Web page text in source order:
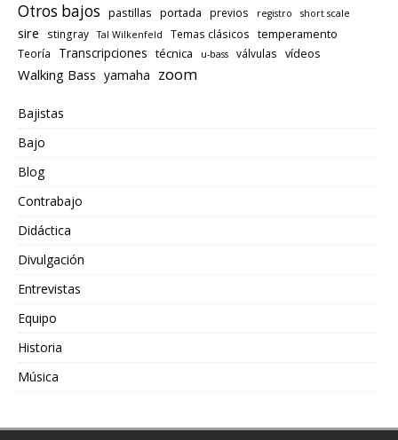
Otros bajos pastillas portada previos registro short scale
sire stingray Tal Wilkenfeld Temas clásicos temperamento
Teoría Transcripciones técnica u-bass válvulas vídeos
Walking Bass yamaha zoom
Bajistas
Bajo
Blog
Contrabajo
Didáctica
Divulgación
Entrevistas
Equipo
Historia
Música